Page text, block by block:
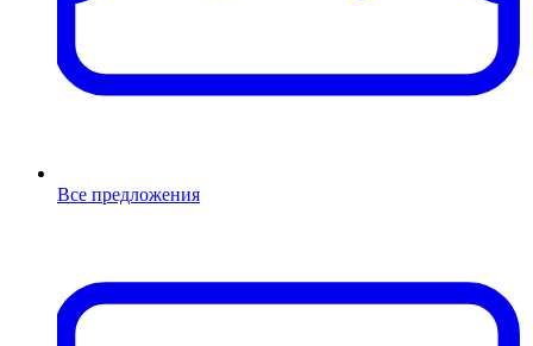
Все предложения